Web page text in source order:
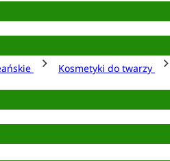
Kosmetyki do twarzy